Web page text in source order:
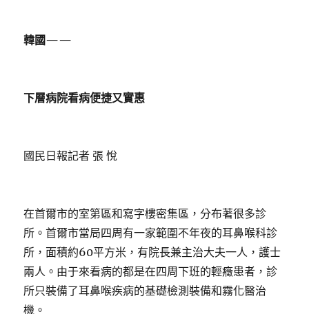
韓國——
下層病院看病便捷又實惠
國民日報記者 張 悅
在首爾市的室第區和寫字樓密集區，分布著很多診
所。首爾市當局四周有一家範圍不年夜的耳鼻喉科診
所，面積約60平方米，有院長兼主治大夫一人，護士
兩人。由于來看病的都是在四周下班的輕癥患者，診
所只裝備了耳鼻喉疾病的基礎檢測裝備和霧化醫治
機。